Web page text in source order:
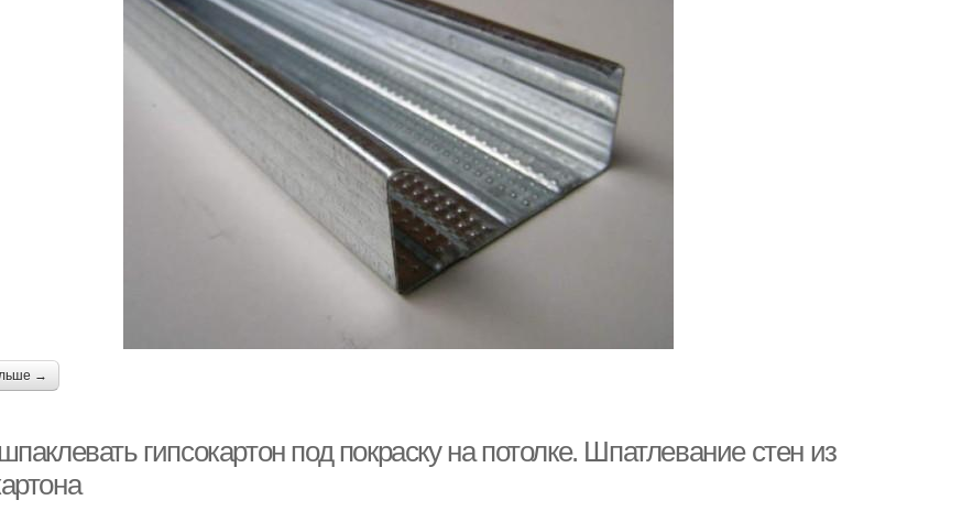
→
гипсокартон под покраску на потолке. Шпатлевание стен из